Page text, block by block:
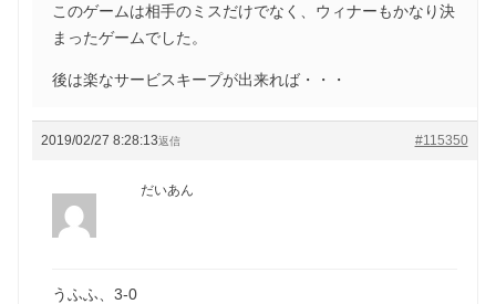
このゲームは相手のミスだけでなく、ウィナーもかなり決
まったゲームでした。
後は楽なサービスキープが出来れば・・・
2019/02/27 8:28:13 #115350
返信
だいあん
うふふ、3-0